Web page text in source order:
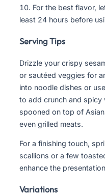
For the best flavor,
least 24 hours before
Serving Tips
Drizzle your crispy
or sautéed veggies for
into noodle dishes or
to add crunch and spicy
spooned on top of
even grilled meats.
For a finishing touch,
scallions or a few
enhance the
Variations